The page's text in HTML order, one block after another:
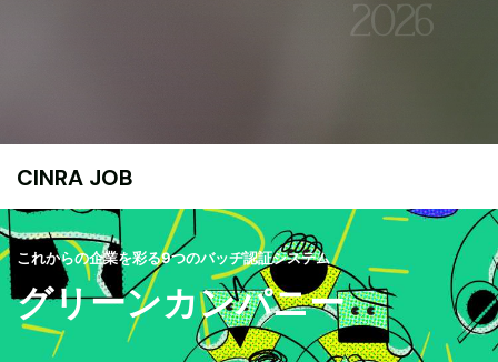
CINRA JOB
これからの企業を彩る9つのバッヂ認証システム
グリーンカンパニー